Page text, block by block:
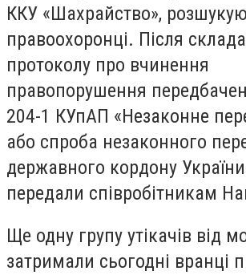
ККУ «Шахрайство»,
правоохоронці. Після
протоколу про вчинення
правопорушення
204-1 КУпАП «Незаконне
або спроба незаконного
державного кордону
передали співробітникам
Ще одну групу утікачів від
затримали сьогодні вранці